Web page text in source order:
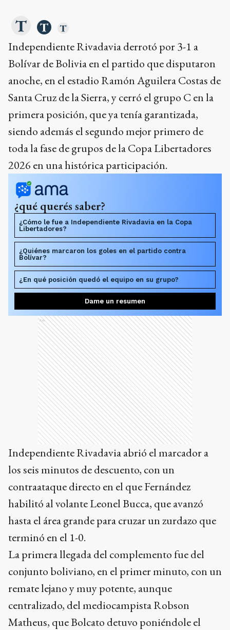
Independiente Rivadavia derrotó por 3-1 a
Bolívar de Bolivia en el partido que disputaron
anoche, en el estadio Ramón Aguilera Costas de
Santa Cruz de la Sierra, y cerró el grupo C en la
primera posición, que ya tenía garantizada,
siendo además el segundo mejor primero de
toda la fase de grupos de la Copa Libertadores
2026 en una histórica participación.
¿qué querés saber?
¿Cómo le fue a Independiente Rivadavia en la Copa
Libertadores?
¿Quiénes marcaron los goles en el partido contra
Bolívar?
¿En qué posición quedó el equipo en su grupo?
Dame un resumen
Ads
Independiente Rivadavia abrió el marcador a
los seis minutos de descuento, con un
contraataque directo en el que Fernández
habilitó al volante Leonel Bucca, que avanzó
hasta el área grande para cruzar un zurdazo que
terminó en el 1-0.
La primera llegada del complemento fue del
conjunto boliviano, en el primer minuto, con un
remate lejano y muy potente, aunque
centralizado, del mediocampista Robson
Matheus, que Bolcato detuvo poniéndole el